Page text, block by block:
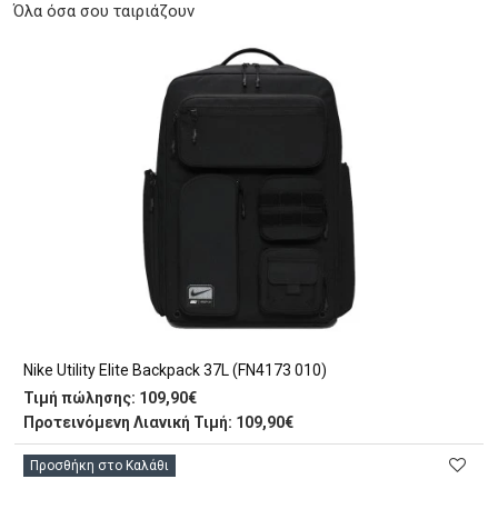
Όλα όσα σου ταιριάζουν
Nike Utility Elite Backpack 37L (FN4173 010)
Τιμή πώλησης: 109,90€
Προτεινόμενη Λιανική Τιμή: 109,90€
Προσθήκη στο Καλάθι